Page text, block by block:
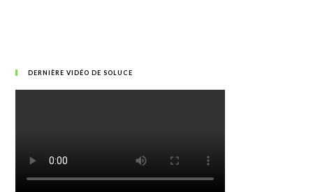
DERNIÈRE VIDÉO DE SOLUCE